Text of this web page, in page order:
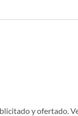
y ofertado.